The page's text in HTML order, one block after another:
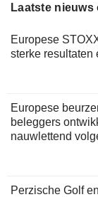
Laatste nieuws
Europese
sterke resultaten
Europese
beleggers
nauwlettend
Perzische Golf